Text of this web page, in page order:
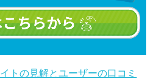
トの見解とユーザーの口コミ